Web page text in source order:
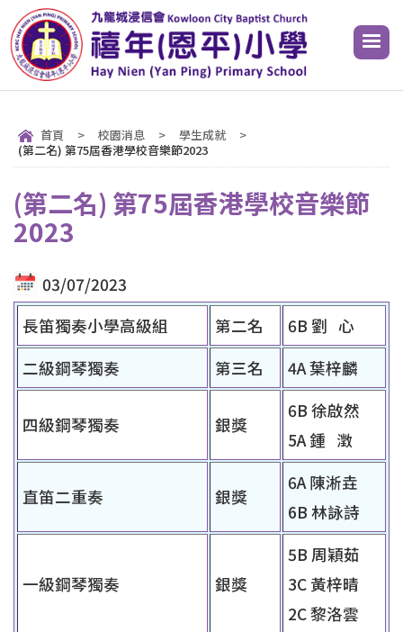
首頁 > 校園消息 > 學生成就
>
(第二名) 第75屆香港學校音樂節2023
(第二名) 第75屆香港學校音樂節
2023
03/07/2023
長笛獨奏小學高級組
第二名
6B 劉 心
二級鋼琴獨奏
第三名 4A 葉梓麟
四級鋼琴獨奏 銀獎
6B 徐啟然
5A 鍾 澂
直笛二重奏 銀獎
6A 陳淅垚
6B 林詠詩
一級鋼琴獨奏 銀獎
5B 周穎茹
3C 黃梓晴
2C 黎洛雲